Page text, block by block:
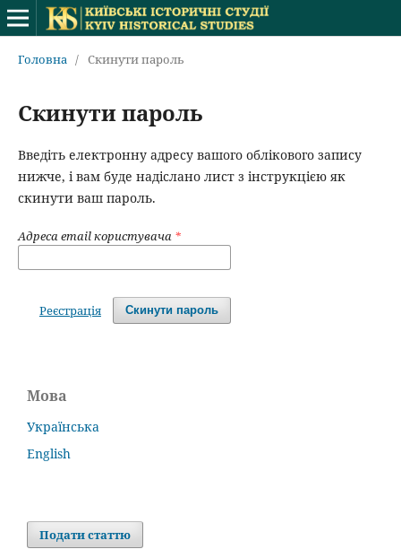
Головна / Скинути пароль
Скинути пароль
Введіть електронну адресу вашого облікового запису
нижче, і вам буде надіслано лист з інструкцією як
скинути ваш пароль.
Адреса email користувача *
Скинути пароль
Реєстрація
Мова
Українська
English
Подати статтю